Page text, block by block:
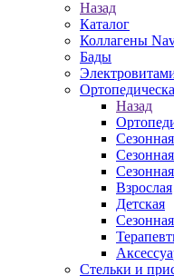
Назад
Каталог
Коллагены
Бады
Назад
Взрослая
Детская
Стельки и